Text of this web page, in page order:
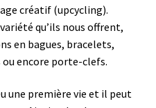
créatif (upcycling).
qu’ils nous offrent,
en bagues, bracelets,
encore porte-clefs.
une première vie et il peut